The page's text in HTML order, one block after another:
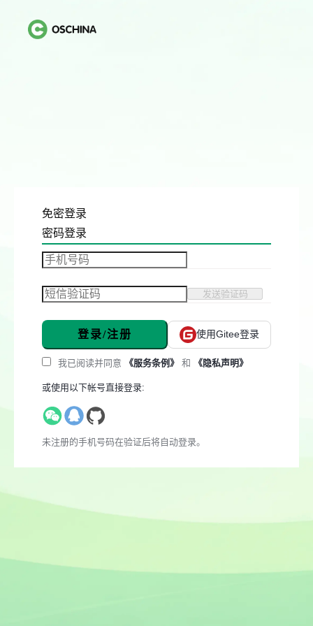
免密登录
密码登录
发送验证码
登录/注册 使用Gitee登录
我已阅读并同意 《服务条例》 和 《隐私声明》
或使用以下帐号直接登录:
未注册的手机号码在验证后将自动登录。